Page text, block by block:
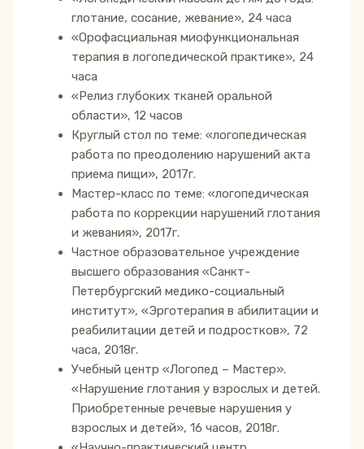
глотание, сосание, жевание», 24 часа
«Орофасциальная миофункциональная
терапия в логопедической практике», 24
часа
«Релиз глубоких тканей оральной
области», 12 часов
Круглый стол по теме: «логопедическая
работа по преодолению нарушений акта
приема пищи», 2017г.
Мастер-класс по теме: «логопедическая
работа по коррекции нарушений глотания
и жевания», 2017г.
Частное образовательное учреждение
высшего образования «Санкт-
Петербургский медико-социальный
институт», «Эрготерапия в абилитации и
реабилитации детей и подростков», 72
часа, 2018г.
Учебный центр «Логопед – Мастер».
«Нарушение глотания у взрослых и детей.
Приобретенные речевые нарушения у
взрослых и детей», 16 часов, 2018г.